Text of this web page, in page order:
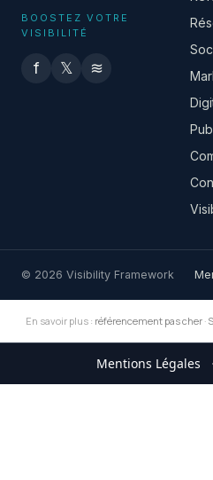
BOOSTEZ VOTRE
VISIBILITÉ
f 𝕏 ≋
© 2026 Visibility Framework
En savoir plus : référencement pas cher ·
Mentions Légales ·